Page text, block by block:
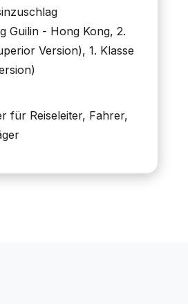
Guilin - Hong Kong, 2.
Version), 1. Klasse
für Reiseleiter, Fahrer,